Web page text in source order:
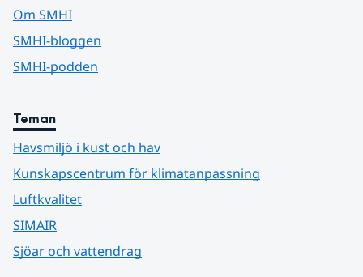
Om SMHI
SMHI-bloggen
SMHI-podden
Teman
Havsmiljö i kust och hav
Kunskapscentrum för klimatanpassning
Luftkvalitet
SIMAIR
Sjöar och vattendrag